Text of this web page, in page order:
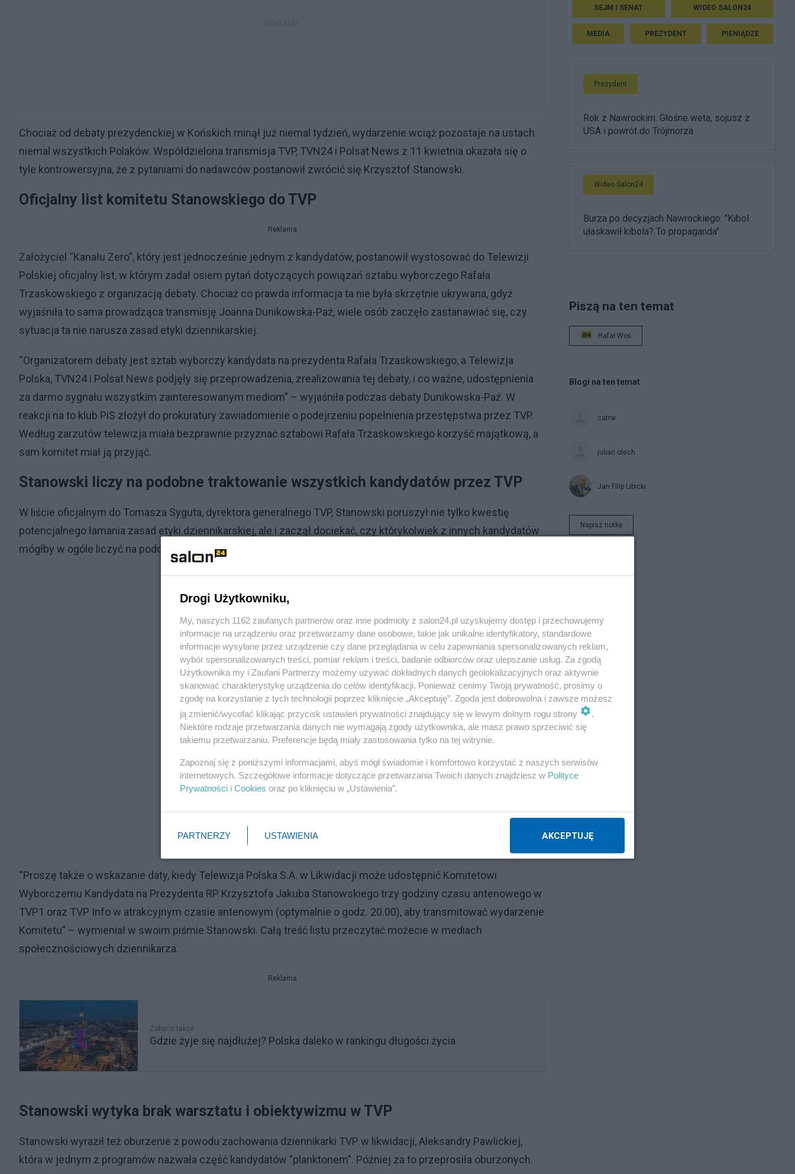
Chociaż od debaty prezydenckiej w Końskich minął już niemal tydzień, wydarzenie wciąż pozostaje na ustach
niemal wszystkich Polaków. Współdzielona transmisja TVP, TVN24 i Polsat News z 11 kwietnia okazała się o
tyle kontrowersyjna, że z pytaniami do nadawców postanowił zwrócić się Krzysztof Stanowski.
Oficjalny list komitetu Stanowskiego do TVP
Reklama
Założyciel “Kanału Zero”, który jest jednocześnie jednym z kandydatów, postanowił wystosować do Telewizji
Polskiej oficjalny list, w którym zadał osiem pytań dotyczących powiązań sztabu wyborczego Rafała
Trzaskowskiego z organizacją debaty. Chociaż co prawda informacja ta nie była skrzętnie ukrywana, gdyż
wyjaśniła to sama prowadząca transmisję Joanna Dunikowska-Paź, wiele osób zaczęło zastanawiać się, czy
sytuacja ta nie narusza zasad etyki dziennikarskiej.
“Organizatorem debaty jest sztab wyborczy kandydata na prezydenta Rafała Trzaskowskiego, a Telewizja
Polska, TVN24 i Polsat News podjęły się przeprowadzenia, zrealizowania tej debaty, i co ważne, udostępnienia
za darmo sygnału wszystkim zainteresowanym mediom” – wyjaśniła podczas debaty Dunikowska-Paź. W
reakcji na to klub PiS złożył do prokuratury zawiadomienie o podejrzeniu popełnienia przestępstwa przez TVP.
Według zarzutów telewizja miała bezprawnie przyznać sztabowi Rafała Trzaskowskiego korzyść majątkową, a
sam komitet miał ją przyjąć.
Stanowski liczy na podobne traktowanie wszystkich kandydatów przez TVP
W liście oficjalnym do Tomasza Syguta, dyrektora generalnego TVP, Stanowski poruszył nie tylko kwestię
potencjalnego łamania zasad etyki dziennikarskiej, ale i zaczął dociekać, czy którykolwiek z innych kandydatów
mógłby w ogóle liczyć na podobne traktowanie ze strony publicznego nadawcy.
“Proszę także o wskazanie daty, kiedy Telewizja Polska S.A. w Likwidacji może udostępnić Komitetowi
Wyborczemu Kandydata na Prezydenta RP Krzysztofa Jakuba Stanowskiego trzy godziny czasu antenowego w
TVP1 oraz TVP Info w atrakcyjnym czasie antenowym (optymalnie o godz. 20.00), aby transmitować wydarzenie
Komitetu” – wymieniał w swoim piśmie Stanowski. Całą treść listu przeczytać możecie w mediach
społecznościowych dziennikarza.
Reklama
Zobacz także
Gdzie żyje się najdłużej? Polska daleko w rankingu długości życia
Stanowski wytyka brak warsztatu i obiektywizmu w TVP
Stanowski wyraził też oburzenie z powodu zachowania dziennikarki TVP w likwidacji, Aleksandry Pawlickiej,
która w jednym z programów nazwała część kandydatów "planktonem". Później za to przeprosiła oburzonych.
SEJM I SENAT WIDEO SALON24
MEDIA PREZYDENT PIENIĄDZE
Prezydent
Rok z Nawrockim. Głośne weta, sojusz z
USA i powrót do Trójmorza
Wideo Salon24
Burza po decyzjach Nawrockiego. "Kibol
ułaskawił kibola? To propaganda"
Piszą na ten temat
Rafał Woś
Blogi na ten temat
catrw
julian olech
Jan Filip Libicki
Napisz notkę
Drogi Użytkowniku,
My, naszych 1162 zaufanych partnerów oraz inne podmioty z salon24.pl uzyskujemy dostęp i przechowujemy
informacje na urządzeniu oraz przetwarzamy dane osobowe, takie jak unikalne identyfikatory, standardowe
informacje wysyłane przez urządzenie czy dane przeglądania w celu zapewniania spersonalizowanych reklam,
wybór spersonalizowanych treści, pomiar reklam i treści, badanie odbiorców oraz ulepszanie usług. Za zgodą
Użytkownika my i Zaufani Partnerzy możemy używać dokładnych danych geolokalizacyjnych oraz aktywnie
skanować charakterystykę urządzenia do celów identyfikacji. Ponieważ cenimy Twoją prywatność, prosimy o
zgodę na korzystanie z tych technologii poprzez kliknięcie „Akceptuję”. Zgoda jest dobrowolna i zawsze możesz
ją zmienić/wycofać klikając przycisk ustawień prywatności znajdujący się w lewym dolnym rogu strony
.
Niektóre rodzaje przetwarzania danych nie wymagają zgody użytkownika, ale masz prawo sprzeciwić się
takiemu przetwarzaniu. Preferencje będą miały zastosowania tylko na tej witrynie.
Zapoznaj się z poniższymi informacjami, abyś mógł świadomie i komfortowo korzystać z naszych serwisów
internetowych. Szczegółowe informacje dotyczące przetwarzania Twoich danych znajdziesz w Polityce
Prywatności i Cookies oraz po kliknięciu w „Ustawienia”.
PARTNERZY USTAWIENIA AKCEPTUJĘ